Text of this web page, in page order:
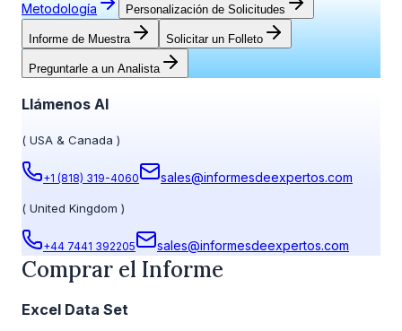
Metodología Personalización de Solicitudes
Informe de Muestra Solicitar un Folleto
Preguntarle a un Analista
Llámenos Al
( USA & Canada )
+1 (818) 319-4060 sales@informesdeexpertos.com
( United Kingdom )
+44 7441 392205 sales@informesdeexpertos.com
Comprar el Informe
Excel Data Set